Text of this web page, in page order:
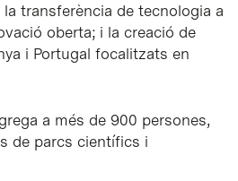
transferència de tecnologia a
oberta; i la creació de
i Portugal focalitzats en
a més de 900 persones,
de parcs científics i